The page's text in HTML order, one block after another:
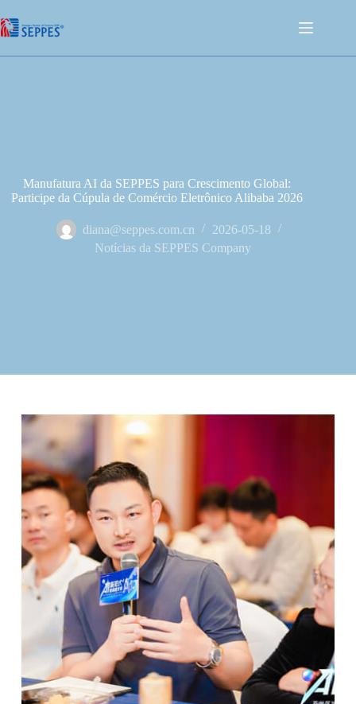
Manufatura AI da SEPPES para Crescimento Global:
Participe da Cúpula de Comércio Eletrônico Alibaba 2026
diana@seppes.com.cn
2026-05-18
Notícias da SEPPES Company